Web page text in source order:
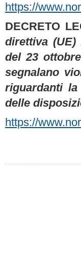
https://
DECRETO
direttiva (UE)
del 23
segnalano
riguardanti
delle
https://